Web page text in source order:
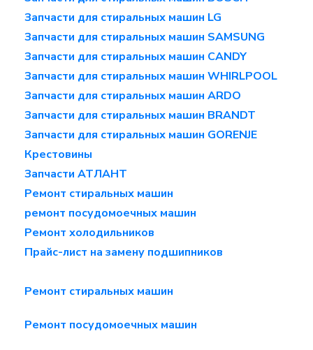
Запчасти для стиральных машин LG
Запчасти для стиральных машин SAMSUNG
Запчасти для стиральных машин CANDY
Запчасти для стиральных машин WHIRLPOOL
Запчасти для стиральных машин ARDO
Запчасти для стиральных машин BRANDT
Запчасти для стиральных машин GORENJE
Крестовины
Запчасти АТЛАНТ
Ремонт стиральных машин
ремонт посудомоечных машин
Ремонт холодильников
Прайс-лист на замену подшипников
Ремонт стиральных машин
Ремонт посудомоечных машин